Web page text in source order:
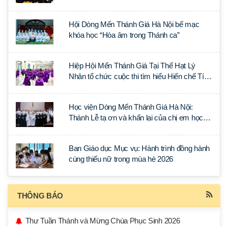
Hội Dòng Mến Thánh Giá Hà Nội bế mạc
khóa học “Hòa âm trong Thánh ca”
Hiệp Hội Mến Thánh Giá Tại Thế Hạt Lý
Nhân tổ chức cuộc thi tìm hiểu Hiến chế Tín
Học viện Dòng Mến Thánh Giá Hà Nội:
Thánh Lễ tạ ơn và khấn lại của chị em học
Ban Giáo dục Mục vụ: Hành trình đồng hành
cùng thiếu nữ trong mùa hè 2026
THÔNG BÁO
Thư Tuần Thánh và Mừng Chúa Phục Sinh 2026